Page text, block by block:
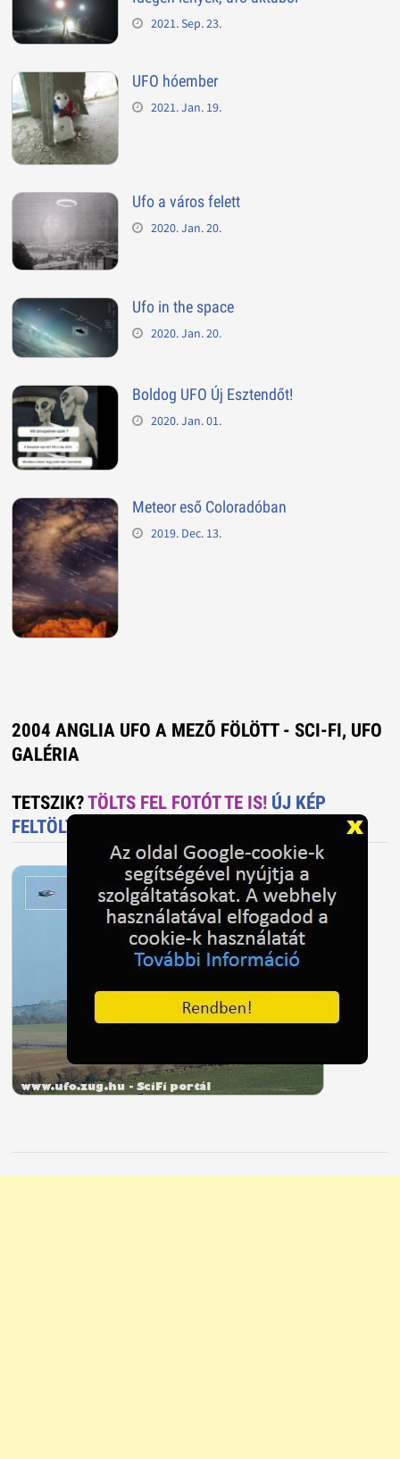
2021. Sep. 23.
UFO hóember
2021. Jan. 19.
Ufo a város felett
2020. Jan. 20.
Ufo in the space
2020. Jan. 20.
Boldog UFO Új Esztendőt!
2020. Jan. 01.
Meteor eső Coloradóban
2019. Dec. 13.
2004 ANGLIA UFO A MEZÕ FÖLÖTT - SCI-FI, UFO
GALÉRIA
TETSZIK?TÖLTS FEL FOTÓT TE IS! ÚJ KÉP
FELTÖLTÉS